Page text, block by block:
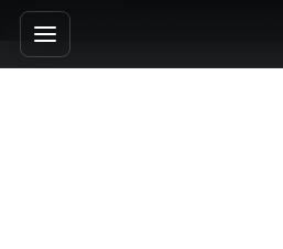
Inicio Recomendados en Oropesa del Mar